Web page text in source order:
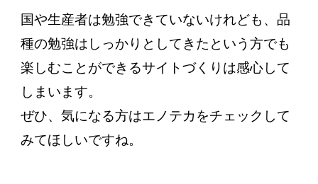
国や生産者は勉強できていないけれども、品
種の勉強はしっかりとしてきたという方でも
楽しむことができるサイトづくりは感心して
しまいます。
ぜひ、気になる方はエノテカをチェックして
みてほしいですね。